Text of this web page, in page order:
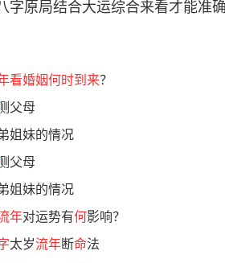
字原局结合大运综合来看才能准
看婚姻何时到来？
父母
姐妹的情况
父母
姐妹的情况
年对运势有何影响？
太岁流年断命法